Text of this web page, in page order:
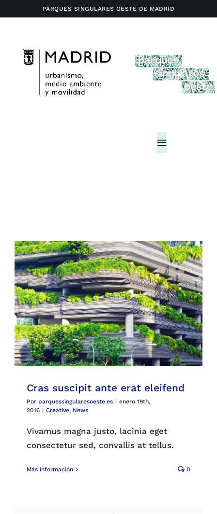
al
PARQUES SINGULARES OESTE DE MADRID
Toggle
Recursos
Galería
Emergencias
Contacto
Cras suscipit ante erat eleifend
Por parquessingularesoeste.es | enero 19th,
2016 | Creative, News
Vivamus magna justo, lacinia eget
consectetur sed, convallis at tellus.
Más información 0